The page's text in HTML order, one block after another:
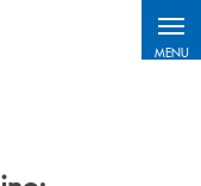
MENU